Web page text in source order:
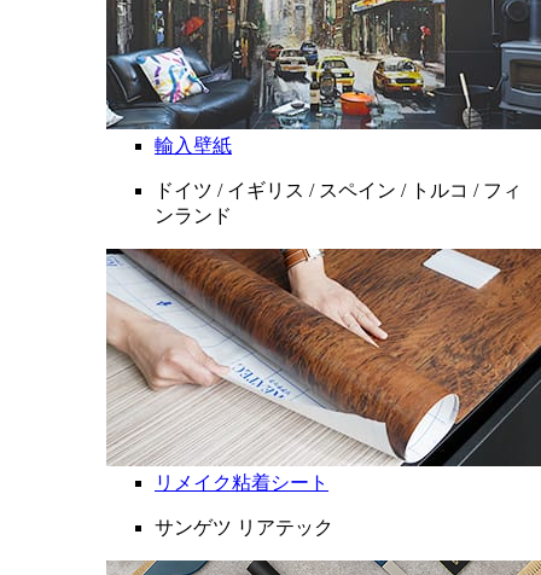
輸入壁紙
ドイツ / イギリス / スペイン / トルコ / フィ
ンランド
リメイク粘着シート
サンゲツ リアテック